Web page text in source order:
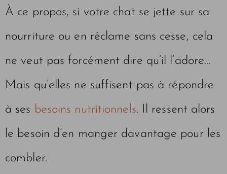
À ce propos, si votre chat se jette sur sa
nourriture ou en réclame sans cesse, cela
ne veut pas forcément dire qu’il l’adore…
Mais qu’elles ne suffisent pas à répondre
à ses besoins nutritionnels. Il ressent alors
le besoin d’en manger davantage pour les
combler.